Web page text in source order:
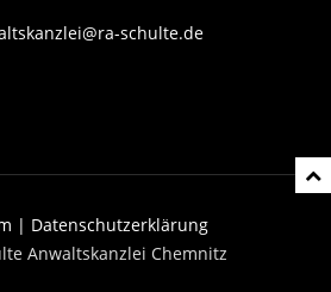
schulte.de
| Datenschutzerklärung
Anwaltskanzlei Chemnitz